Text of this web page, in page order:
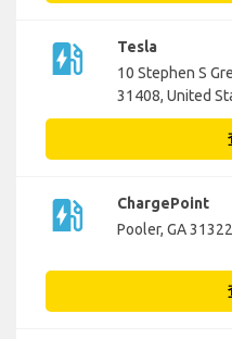
ev_station
Tesla
10 Stephen S
31408, United
ev_station
ChargePoint
Pooler, GA